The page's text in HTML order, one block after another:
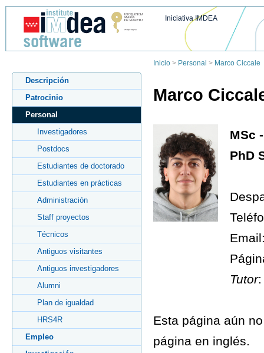
Iniciativa IMDEA
Inicio > Personal > Marco Ciccale
Descripción
Patrocinio
Personal
Investigadores
Postdocs
Estudiantes de doctorado
Estudiantes en prácticas
Administración
Staff proyectos
Técnicos
Antiguos visitantes
Antiguos investigadores
Alumni
Plan de igualdad
HRS4R
Empleo
Marco
MSc
PhD
Tutor
Esta página aún
página en inglés.